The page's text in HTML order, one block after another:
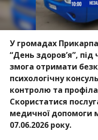
У громадах
“День здоров’я”,
змога отримати
психологічну
контролю та
Скористатися
медичної допомоги
07.06.2026 року.